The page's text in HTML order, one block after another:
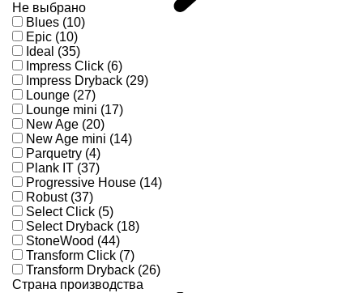
Не выбрано
Blues (10)
Epic (10)
Ideal (35)
Impress Click (6)
Impress Dryback (29)
Lounge (27)
Lounge mini (17)
New Age (20)
New Age mini (14)
Parquetry (4)
Plank IT (37)
Progressive House (14)
Robust (37)
Select Click (5)
Select Dryback (18)
StoneWood (44)
Transform Click (7)
Transform Dryback (26)
Страна производства